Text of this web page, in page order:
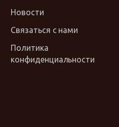
Новости
Связаться с нами
Политика
конфиденциальности